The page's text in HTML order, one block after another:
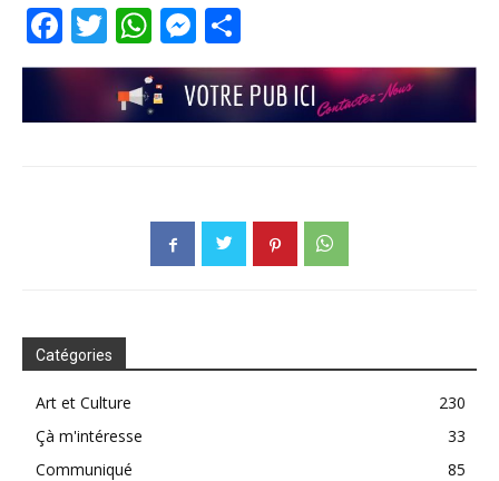
Facebook
TwitterWhatsApp
Messenger
Catégories
Art et Culture
230
Çà m'intéresse
33
Communiqué
85